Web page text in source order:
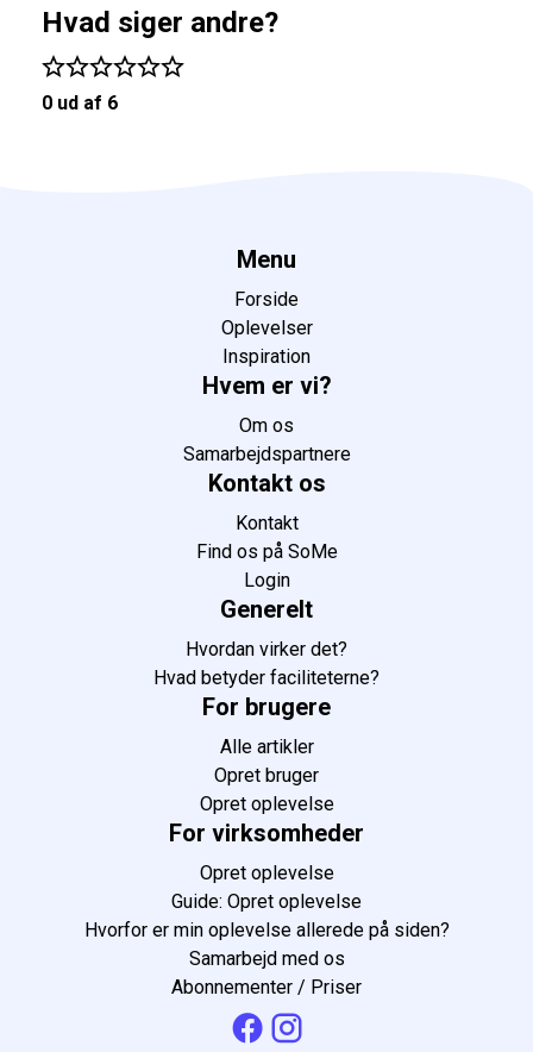
Hvad siger andre?
0 ud af 6
Menu
Forside
Oplevelser
Inspiration
Hvem er vi?
Om os
Samarbejdspartnere
Kontakt os
Kontakt
Find os på SoMe
Login
Generelt
Hvordan virker det?
Hvad betyder faciliteterne?
For brugere
Alle artikler
Opret bruger
Opret oplevelse
For virksomheder
Opret oplevelse
Guide: Opret oplevelse
Hvorfor er min oplevelse allerede på siden?
Samarbejd med os
Abonnementer / Priser